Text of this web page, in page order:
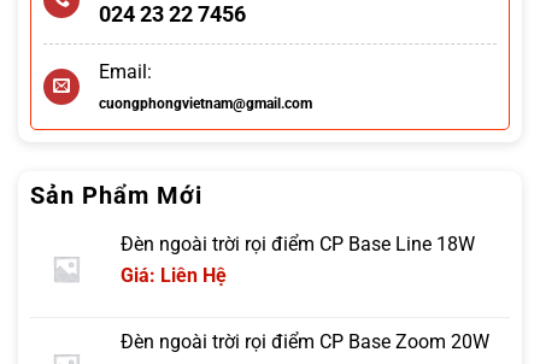
024 23 22 7456
Email:
cuongphongvietnam@gmail.com
Sản Phẩm Mới
Đèn ngoài trời rọi điểm CP Base Line 18W
Giá: Liên Hệ
Đèn ngoài trời rọi điểm CP Base Zoom 20W